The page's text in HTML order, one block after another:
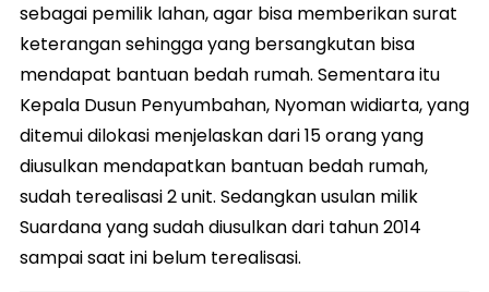
sebagai pemilik lahan, agar bisa memberikan surat
keterangan sehingga yang bersangkutan bisa
mendapat bantuan bedah rumah. Sementara itu
Kepala Dusun Penyumbahan, Nyoman widiarta, yang
ditemui dilokasi menjelaskan dari 15 orang yang
diusulkan mendapatkan bantuan bedah rumah,
sudah terealisasi 2 unit. Sedangkan usulan milik
Suardana yang sudah diusulkan dari tahun 2014
sampai saat ini belum terealisasi.